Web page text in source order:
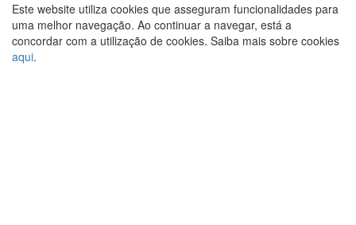
Este website utiliza cookies que asseguram funcionalidades para
uma melhor navegação. Ao continuar a navegar, está a
concordar com a utilização de cookies. Saiba mais sobre cookies
aqui.